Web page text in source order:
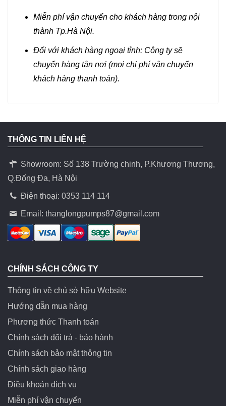
Miễn phí vận chuyển cho khách hàng trong nội
thành Tp.Hà Nội.
Đối với khách hàng ngoại tỉnh: Công ty sẽ
chuyển hàng tận nơi (mọi chi phí vận chuyển
khách hàng thanh toán).
THÔNG TIN LIÊN HỆ
Showroom: Số 138 Trường chinh, P.Khương Thương,
Q.Đống Đa, Hà Nội
Điện thoại: 0353 114 114
Email:thanglongpumps87@gmail.com
CHÍNH SÁCH CÔNG TY
Thông tin về chủ sở hữu Website
Hướng dẫn mua hàng
Phương thức Thanh toán
Chính sách đổi trả - bảo hành
Chính sách bảo mật thông tin
Chính sách giao hàng
Điều khoản dịch vụ
Miễn phí vận chuyển